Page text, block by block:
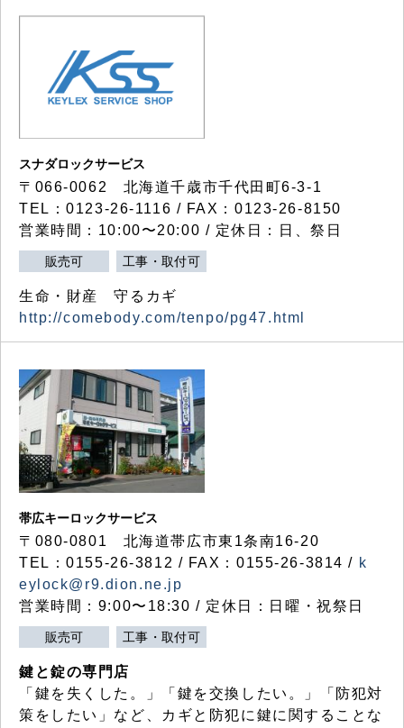
スナダロックサービス
〒066-0062 北海道千歳市千代田町6-3-1
TEL：0123-26-1116 / FAX：0123-26-8150
営業時間：10:00〜20:00 / 定休日：日、祭日
販売可 工事・取付可
生命・財産 守るカギ
http://comebody.com/tenpo/pg47.html
帯広キーロックサービス
〒080-0801 北海道帯広市東1条南16-20
TEL：0155-26-3812 / FAX：0155-26-3814 / k
eylock@r9.dion.ne.jp
営業時間：9:00〜18:30 / 定休日：日曜・祝祭日
販売可 工事・取付可
鍵と錠の専門店
「鍵を失くした。」「鍵を交換したい。」「防犯対
策をしたい」など、カギと防犯に鍵に関することな